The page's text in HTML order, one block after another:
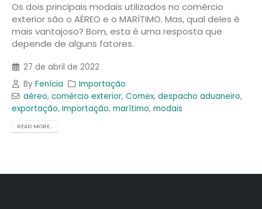
Os dois principais modais utilizados no comércio
exterior são o AÉREO e o MARÍTIMO. Mas, qual deles é
mais vantajoso? Bom, esta é uma resposta que
depende de alguns fatores.
27 de abril de 2022
By Fenícia
Importação
aéreo, comércio exterior, Comex, despacho aduaneiro,
exportação, Importação, marítimo, modais
READ MORE...